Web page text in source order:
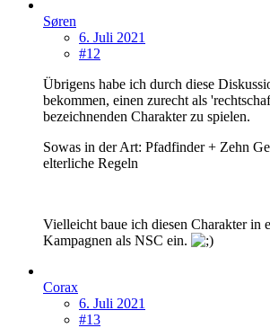
Søren
6. Juli 2021
#12
Übrigens habe ich durch diese
bekommen, einen zurecht als
bezeichnenden Charakter zu spielen.
Sowas in der Art: Pfadfinder + Zehn
elterliche Regeln
Vielleicht baue ich diesen Charakter in
Kampagnen als NSC ein.
Corax
6. Juli 2021
#13